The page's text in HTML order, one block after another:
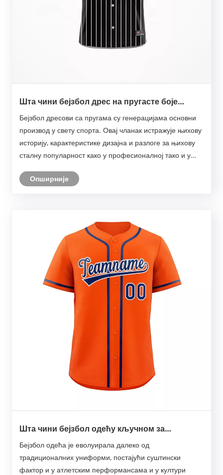
Шта чини бејзбол дрес на пругасте боје
Бејзбол дресови са пругама су генерацијама основни
производ у свету спорта. Овај чланак истражује њихову
историју, карактеристике дизајна и разлоге за њихову
сталну популарност како у професионалној тако и у
стилизујете и одржите њихову привлачност, о......
Опширније
Шта чини бејзбол одећу кључном за
Бејзбол одећа је еволуирала далеко од
традиционалних униформи, постајући суштински
фактор и у атлетским перформансама и у култури